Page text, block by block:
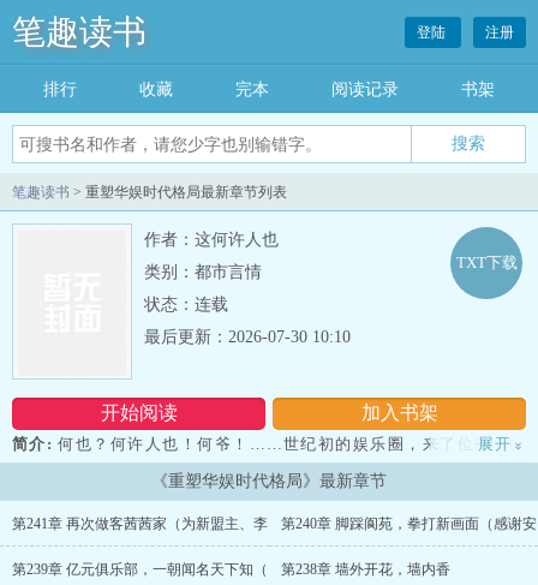
笔趣读书 登陆 注册
排行 收藏 完本 阅读记录 书架
笔趣读书 > 重塑华娱时代格局最新章节列表
作者：这何许人也
类别：都市言情
状态：连载
开始阅读 加入书架
TXT下载
最后更新：2026-07-30 10:10
简介: 何也？何许人也！何爷！……世纪初的娱乐圈，来了位爷，路
子很野！ps：导演起步文丶资本玩家，单女主刘奕菲！本书原名《不
就是拍电影吗》当然也可以叫《华娱：不止拍电影》《华娱之亦心向
茜》--重塑华娱时代格局...
展开 »
《重塑华娱时代格局》最新章节
第241章 再次做客茜茜家（为新盟主、李 第240章 脚踩阆苑，拳打新画面（感谢安
第239章 亿元俱乐部，一朝闻名天下知（ 第238章 墙外开花，墙内香